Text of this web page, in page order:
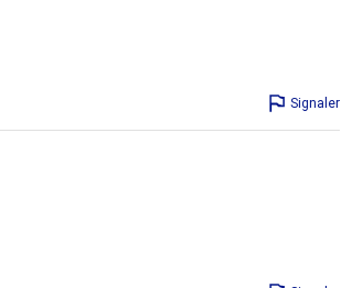
Signaler